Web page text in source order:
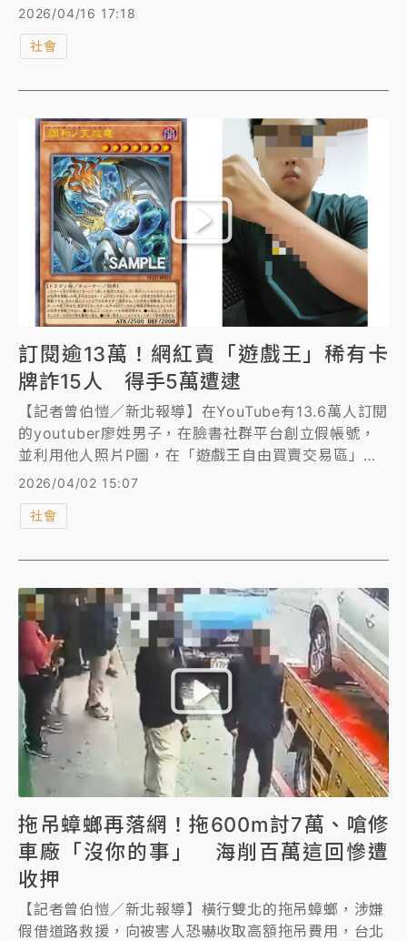
乾龍，但他婉拒報案，林武宏今天上午再前往議長蔣根
協助。新北市警局長方仰寧下午開記者會說明案情，除
輛、住居所安全維護協助，表示尊重，但相關事證警方
仍持續蒐證，後續將報請地檢署指揮偵辦。
2026/04/16 17:18
社會
訂閱逾13萬！網紅賣「遊戲王」稀有卡
牌詐15人 得手5萬遭逮
【記者曾伯愷／新北報導】在YouTube有13.6萬人訂閱
的youtuber廖姓男子，在臉書社群平台創立假帳號，
並利用他人照片P圖，在「遊戲王自由買賣交易區」社
團兜售遊戲王稀有卡牌「天救龍」，誘騙被害人匯款，
得手後再封鎖對方並刪除訊息，共計逾15人被騙，不法
獲利5萬元。警方上月中旬，循線在高雄市大社區拘提
移送法辦。
2026/04/02 15:07
社會
拖吊蟑螂再落網！拖600m討7萬、嗆修
車廠「沒你的事」 海削百萬這回慘遭
收押
【記者曾伯愷／新北報導】橫行雙北的拖吊蟑螂，涉嫌
假借道路救援，向被害人恐嚇收取高額拖吊費用，台北